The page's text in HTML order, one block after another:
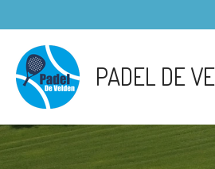
direct
naar
de
hoofdinhoud
PADEL DE